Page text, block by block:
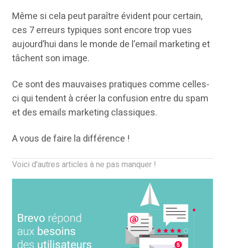
Même si cela peut paraître évident pour certain,
ces 7 erreurs typiques sont encore trop vues
aujourd’hui dans le monde de l’email marketing et
tâchent son image.
Ce sont des mauvaises pratiques comme celles-
ci qui tendent à créer la confusion entre du spam
et des emails marketing classiques.
A vous de faire la différence !
Voici d'autres articles à ne pas manquer !